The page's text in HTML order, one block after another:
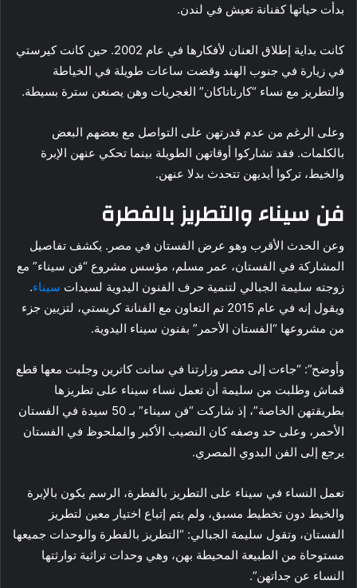
بدأت حياتها كفنانة تعيش في لندن.
كانت بداية إطلاق العنان لأفكارها في عام 2002. حين كانت كيرستي
في زيارة في جنوب الهند وقضت ساعات طويلة في الخياطة
والتطريز مع نساء “كارناتاكان” الغجريات وهن يصنعن سترة بسيطة.
وعلى الرغم من عدم قدرتهن على التواصل مع بعضهم البعض
بالكلمات. فقد تشاركوا أوقاتهن الطويلة بينما تحكي عنهن الإبرة
والخيط، تركوا أيديهن تتحدث بدلا عنهن.
فن سيناء والتطريز بالفطرة
وعن الحدث الأقرب وهو عرض الفستان في مصر. يكشف تفاصيل
المشاركة في الفستان، عمر مسلم، مؤسس مشروع “فن سيناء” مع
زوجته سليمة الجبالي لتنمية حرف الفنون اليدوية لسيدات سيناء.
ويقول إنه في عام 2015 تم التعاون مع الفنانة كريستي، لتزيين جزء
من مشروعها “الفستان الأحمر” بفنون سيناء اليدوية.
وأوضح”: “جاءت إلى مصر وزارتنا في سانت كاترين وجلبت معها قطع
قماش وطلبت من سليمة أن تعمل نساء سيناء على تطريزها
بطريقتهن الخاصة”، إذ شاركت “فن سيناء” بـ 50 سيدة في الفستان
الأحمر، وعلى حد وصفه كان النصيب الأكبر والملحوظ في الفستان
يرجع إلى الفن البدوي المصري.
تعمل النساء في سيناء على التطريز بالفطرة، الرسم يكون بالإبرة
والخيط دون تخطيط مسبق، ولم يتم إتباع اختيار معين لتطريز
الفستان، وتقول سليمة الجبالي: “التطريز بالفطرة والوحدات جميعها
مستوحاة من الطبيعة المحيطة بهن، وهي وحدات تراثية توارثتها
النساء عن جداتهن”.